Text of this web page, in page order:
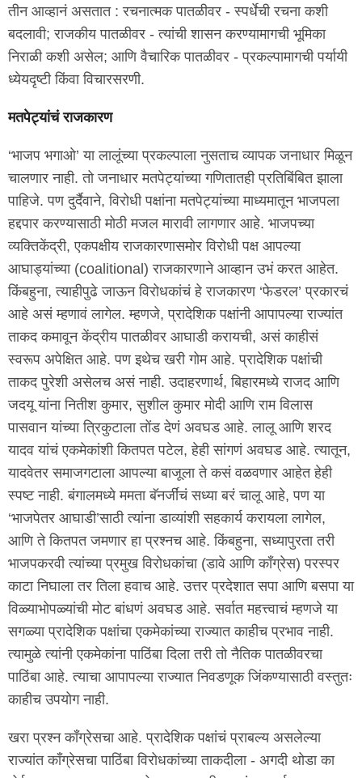
तीन आव्हानं असतात : रचनात्मक पातळीवर - स्पर्धेची रचना कशी
बदलावी; राजकीय पातळीवर - त्यांची शासन करण्यामागची भूमिका
निराळी कशी असेल; आणि वैचारिक पातळीवर - प्रकल्पामागची पर्यायी
ध्येयदृष्टी किंवा विचारसरणी.
मतपेट्यांचं राजकारण
‘भाजप भगाओ’ या लालूंच्या प्रकल्पाला नुसताच व्यापक जनाधार मिळून
चालणार नाही. तो जनाधार मतपेट्यांच्या गणितातही प्रतिबिंबित झाला
पाहिजे. पण दुर्दैवाने, विरोधी पक्षांना मतपेट्यांच्या माध्यमातून भाजपला
हद्दपार करण्यासाठी मोठी मजल मारावी लागणार आहे. भाजपच्या
व्यक्तिकेंद्री, एकपक्षीय राजकारणासमोर विरोधी पक्ष आपल्या
आघाड्यांच्या (coalitional) राजकारणाने आव्हान उभं करत आहेत.
किंबहुना, त्याहीपुढे जाऊन विरोधकांचं हे राजकारण ‘फेडरल’ प्रकारचं
आहे असं म्हणावं लागेल. म्हणजे, प्रादेशिक पक्षांनी आपापल्या राज्यांत
ताकद कमावून केंद्रीय पातळीवर आघाडी करायची, असं काहीसं
स्वरूप अपेक्षित आहे. पण इथेच खरी गोम आहे. प्रादेशिक पक्षांची
ताकद पुरेशी असेलच असं नाही. उदाहरणार्थ, बिहारमध्ये राजद आणि
जदयू यांना नितीश कुमार, सुशील कुमार मोदी आणि राम विलास
पासवान यांच्या त्रिकुटाला तोंड देणं अवघड आहे. लालू आणि शरद
यादव यांचं एकमेकांशी कितपत पटेल, हेही सांगणं अवघड आहे. त्यातून,
यादवेतर समाजगटाला आपल्या बाजूला ते कसं वळवणार आहेत हेही
स्पष्ट नाही. बंगालमध्ये ममता बॅनर्जींचं सध्या बरं चालू आहे, पण या
‘भाजपेतर आघाडी’साठी त्यांना डाव्यांशी सहकार्य करायला लागेल,
आणि ते कितपत जमणार हा प्रश्नच आहे. किंबहुना, सध्यापुरता तरी
भाजपकरवी त्यांच्या प्रमुख विरोधकांचा (डावे आणि काँग्रेस) परस्पर
काटा निघाला तर तिला हवाच आहे. उत्तर प्रदेशात सपा आणि बसपा या
विळ्याभोपळ्यांची मोट बांधणं अवघड आहे. सर्वात महत्त्वाचं म्हणजे या
सगळ्या प्रादेशिक पक्षांचा एकमेकांच्या राज्यात काहीच प्रभाव नाही.
त्यामुळे त्यांनी एकमेकांना पाठिंबा दिला तरी तो नैतिक पातळीवरचा
पाठिंबा आहे. त्याचा आपापल्या राज्यात निवडणूक जिंकण्यासाठी वस्तुतः
काहीच उपयोग नाही.
खरा प्रश्न काँग्रेसचा आहे. प्रादेशिक पक्षांचं प्राबल्य असलेल्या
राज्यांत काँग्रेसचा पाठिंबा विरोधकांच्या ताकदीला - अगदी थोडा का